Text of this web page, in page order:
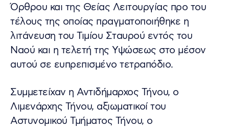
Όρθρου και της Θείας Λειτουργίας προ του
τέλους της οποίας πραγματοποιήθηκε η
λιτάνευση του Τιμίου Σταυρού εντός του
Ναού και η τελετή της Υψώσεως στο μέσον
αυτού σε ευπρεπισμένο τετραπόδιο.
Συμμετείχαν η Αντιδήμαρχος Τήνου, ο
Λιμενάρχης Τήνου, αξιωματικοί του
Αστυνομικού Τμήματος Τήνου, ο